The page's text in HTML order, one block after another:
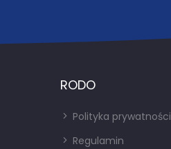
RODO
Polityka prywatności
Regulamin